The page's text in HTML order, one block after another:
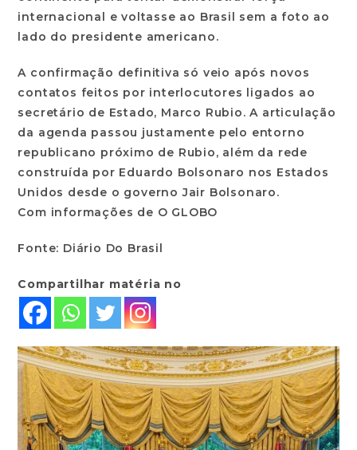
internacional e voltasse ao Brasil sem a foto ao
lado do presidente americano.
A confirmação definitiva só veio após novos
contatos feitos por interlocutores ligados ao
secretário de Estado, Marco Rubio. A articulação
da agenda passou justamente pelo entorno
republicano próximo de Rubio, além da rede
construída por Eduardo Bolsonaro nos Estados
Unidos desde o governo Jair Bolsonaro.
Com informações de O GLOBO
Fonte: Diário Do Brasil
Compartilhar matéria no